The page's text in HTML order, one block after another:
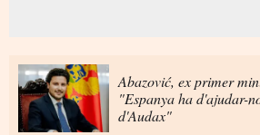
Abazović, ex primer
"Espanya ha d'ajudar-
d'Audax"